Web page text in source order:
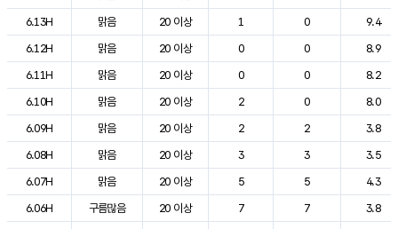
6.13H
맑음 20 이상 1 0
9.4
6.12H
맑음 20 이상 0 0
8.9
6.11H
맑음 20 이상 0 0
8.2
6.10H
맑음 20 이상 2 0
8.0
6.09H
맑음 20 이상 2 2
3.8
6.08H
맑음 20 이상 3 3
3.5
6.07H
맑음 20 이상 5 5
4.3
6.06H
구름많음 20 이상 7 7
3.8